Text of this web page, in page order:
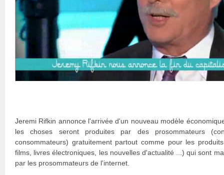
Jeremi Rifkin annonce l'arrivée d'un nouveau modèle
les choses seront produites par des prosommateurs
consommateurs) gratuitement partout comme pour les
films, livres électroniques, les nouvelles d'actualité ...) qui sont
par les prosommateurs de l'internet.